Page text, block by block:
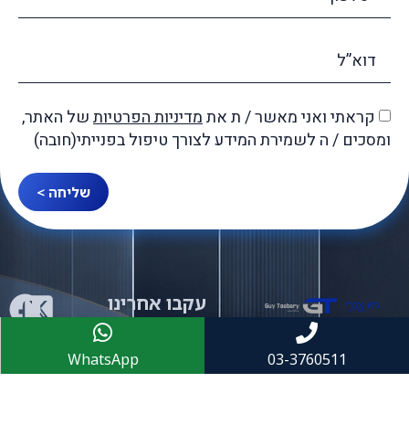
קראתי ואני מאשר / ת אתמדיניות הפרטיותשל האתר,
ומסכים / ה לשמירת המידע לצורך טיפול בפנייתי(חובה)
שליחה >
עקבו אחרינו
03-3760511
03-3760511
WhatsApp